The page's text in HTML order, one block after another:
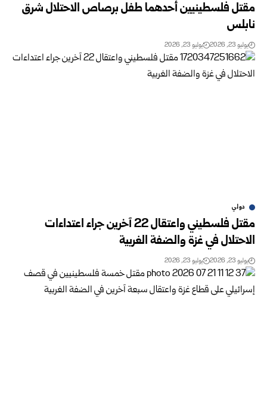
مقتل فلسطينيين أحدهما طفل برصاص الاحتلال شرق
نابلس
يوليو 23, 2026 يوليو 23, 2026
دولي
مقتل فلسطيني واعتقال 22 آخرين جراء اعتداءات
الاحتلال في غزة والضفة الغربية
يوليو 23, 2026 يوليو 23, 2026